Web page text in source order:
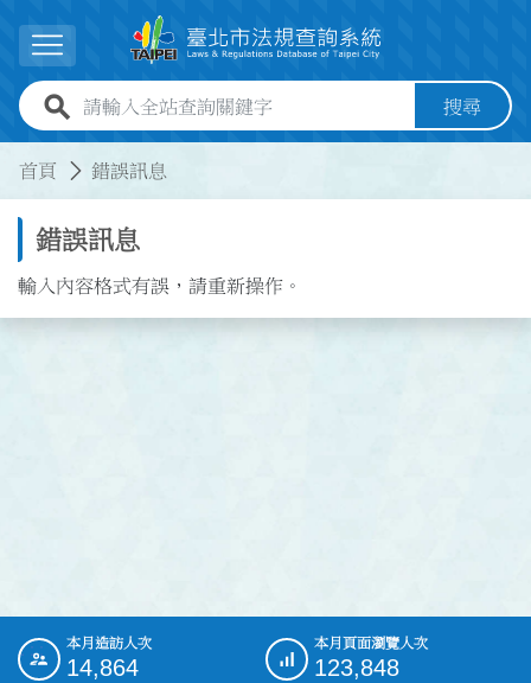
展開選單
全站查詢關鍵字欄位 搜尋
首頁 錯誤訊息
錯誤訊息
輸入內容格式有誤，請重新操作。
::: 本月造訪人次
14,864
本月頁面瀏覽人次
123,848